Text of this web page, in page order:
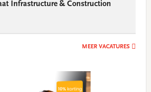
Infrastructure & Construction
MEER VACATURES